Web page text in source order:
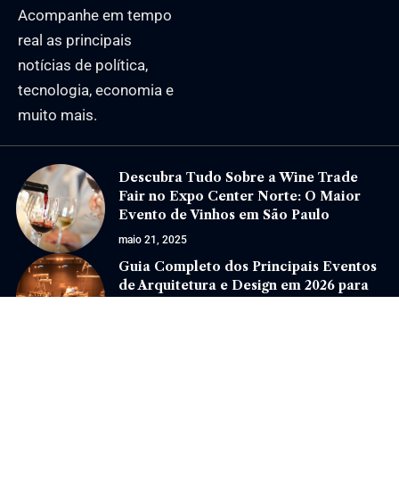
Acompanhe em tempo
real as principais
notícias de política,
tecnologia, economia e
muito mais.
Descubra Tudo Sobre a Wine Trade
Fair no Expo Center Norte: O Maior
Evento de Vinhos em São Paulo
maio 21, 2025
Guia Completo dos Principais Eventos
de Arquitetura e Design em 2026 para